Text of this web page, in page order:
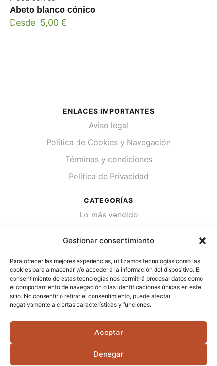
Gestionar consentimiento
Para ofrecer las mejores experiencias, utilizamos tecnologías como las
cookies para almacenar y/o acceder a la información del dispositivo. El
consentimiento de estas tecnologías nos permitirá procesar datos como
el comportamiento de navegación o las identificaciones únicas en este
sitio. No consentir o retirar el consentimiento, puede afectar
negativamente a ciertas características y funciones.
Aceptar
Denegar
Abeto blanco cónico
Desde 5,00 €
ENLACES IMPORTANTES
Aviso legal
Política de Cookies y Navegación
Términos y condiciones
Política de Privacidad
CATEGORÍAS
Lo más vendido
Desinfección de agua
CONTACTA
Cami Primera Marrada, SN, 25600, Balaguer
info@jardipamies.com
621 238 242